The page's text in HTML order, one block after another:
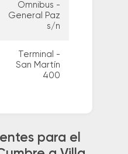
Omnibus -
General Paz
s/n
Terminal -
San Martín
400
para el